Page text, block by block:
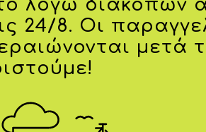
Add to
-20%
λόγω διακοπών
24/8. Οι
μετά